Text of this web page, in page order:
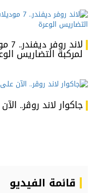
لمركبة التضاريس
جاكوار لاند روڤر..
قائمة الفيديو